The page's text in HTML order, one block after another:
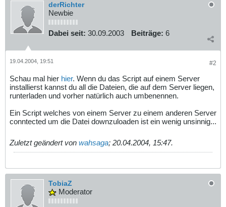
derRichter
Newbie
Dabei seit: 30.09.2003 Beiträge: 6
#2
19.04.2004, 19:51
Schau mal hier hier. Wenn du das Script auf einem Server
installierst kannst du all die Dateien, die auf dem Server liegen,
runterladen und vorher natürlich auch umbenennen.
Ein Script welches von einem Server zu einem anderen Server
conntected um die Datei downzuloaden ist ein wenig unsinnig...
Zuletzt geändert von wahsaga; 20.04.2004, 15:47.
TobiaZ
Moderator